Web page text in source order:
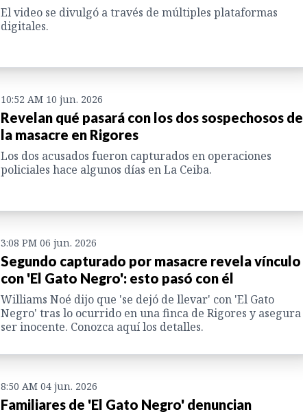
El video se divulgó a través de múltiples plataformas
digitales.
10:52 AM 10 jun. 2026
Revelan qué pasará con los dos sospechosos de
la masacre en Rigores
Los dos acusados fueron capturados en operaciones
policiales hace algunos días en La Ceiba.
3:08 PM 06 jun. 2026
Segundo capturado por masacre revela vínculo
con 'El Gato Negro': esto pasó con él
Williams Noé dijo que 'se dejó de llevar' con 'El Gato
Negro' tras lo ocurrido en una finca de Rigores y asegura
ser inocente. Conozca aquí los detalles.
8:50 AM 04 jun. 2026
Familiares de 'El Gato Negro' denuncian